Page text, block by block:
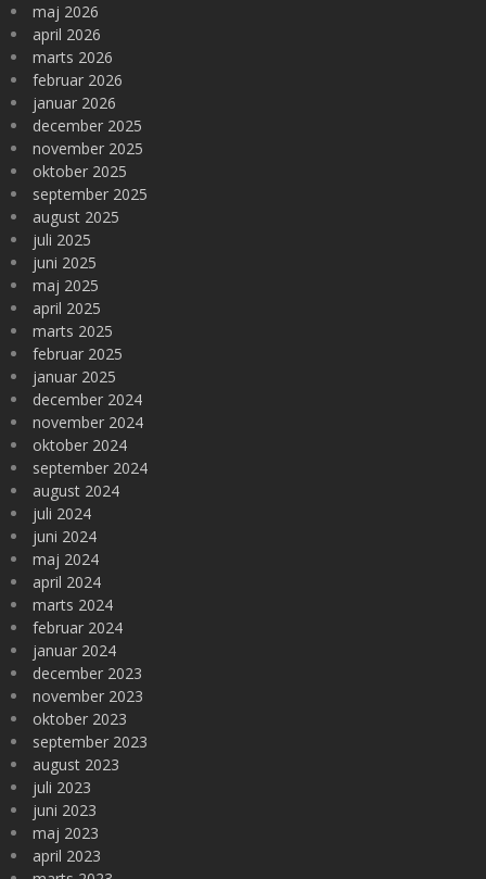
maj 2026
april 2026
marts 2026
februar 2026
januar 2026
december 2025
november 2025
oktober 2025
september 2025
august 2025
juli 2025
juni 2025
maj 2025
april 2025
marts 2025
februar 2025
januar 2025
december 2024
november 2024
oktober 2024
september 2024
august 2024
juli 2024
juni 2024
maj 2024
april 2024
marts 2024
februar 2024
januar 2024
december 2023
november 2023
oktober 2023
september 2023
august 2023
juli 2023
juni 2023
maj 2023
april 2023